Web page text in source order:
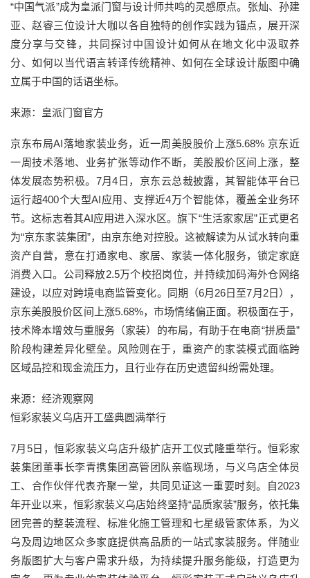
“中国气派”成为皇派门窗与设计师共鸣的灵感原点。张灿、孙建
亚、赵睿三位设计大咖以各自独特的创作实践为锚点，展开深
度分享与交锋，共同探讨中国设计如何从在地文化中汲取养
分、如何以当代语言转译传统精神、如何在全球设计版图中确
立属于中国的话语坐标。
来源：皇派门窗官方
京东布局AI落地家装业务，近一周美股股价上涨5.68% 京东近
一周技术落地、业务扩张等动作不断，美股股价区间上涨，整
体发展态势积极。7月4日，京东云总裁披露，其智能体平台已
运行超400个大型AI应用、支撑近4万个智能体，覆盖全业务环
节。这标志着其AI应用进入深水区。旗下“生活家家居”正式更名
为“京东家装集团”，由京东绝对控股。这被解读为从试水转向重
资产自营，意在打通家电、家居、家装一体化服务，锁定家庭
消费入口。公司释放2.5万个校招岗位，并持续加码海外仓网络
建设，以应对跨境电商监管变化。同期（6月26日至7月2日），
京东美股股价区间上涨5.68%，市场情绪偏正面。积极面在于，
技术降本增效与重服务（家装）的布局，有助于在电商“拼质量”
阶段构建差异化壁垒。风险则在于，重资产的家装模式面临跨
区域品控和现金流压力，且行业存在历史遗留纠纷需处理。
来源：经济观察网
恒彩家装义乌店开工盛典圆满举行
7月5日，恒彩家装义乌店升级扩店开工仪式隆重举行。恒彩家
装集团董事长李青携集团高管团队亲临现场，与义乌店全体员
工、合作伙伴代表齐聚一堂，共同见证这一重要时刻。自2023
年开业以来，恒彩家装义乌店始终坚持“品质家装”服务，依托集
团完善的整装流程、标准化施工管理和七星级管家体系，为义
乌及周边地区众多家庭提供高品质的一站式家装服务。伴随业
务版图扩大与客户需求升级，为持续提升服务能级，打造更为